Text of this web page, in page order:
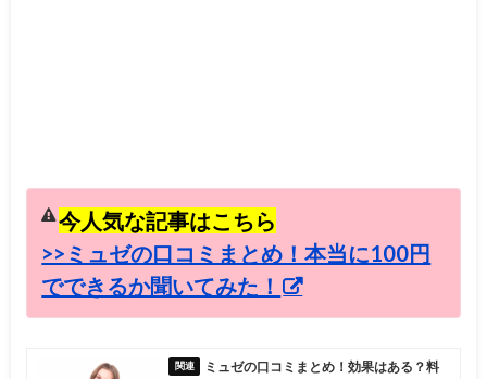
今人気な記事はこちら
>>ミュゼの口コミまとめ！本当に100円
でできるか聞いてみた！
ミュゼの口コミまとめ！効果はある？料